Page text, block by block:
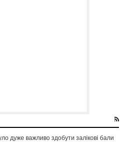
дуже важливо здобути залікові бали